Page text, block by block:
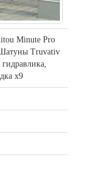
Minute Pro
Truvativ
x9